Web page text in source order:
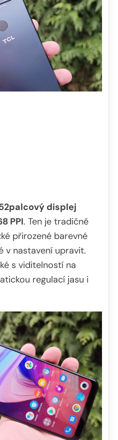
displej
PPI. Ten je tradičně
přirozené barevné
v nastavení upravit.
s viditelností na
regulací jasu i